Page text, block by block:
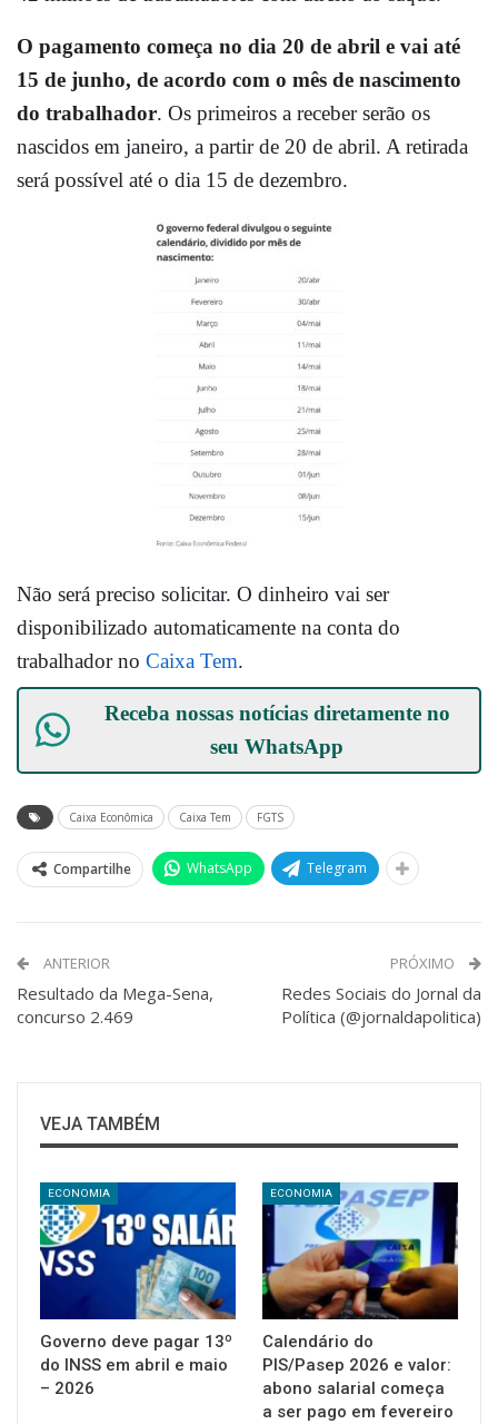
O pagamento começa no dia 20 de abril e vai até
15 de junho, de acordo com o mês de nascimento
do trabalhador. Os primeiros a receber serão os
nascidos em janeiro, a partir de 20 de abril. A retirada
será possível até o dia 15 de dezembro.
Não será preciso solicitar. O dinheiro vai ser
disponibilizado automaticamente na conta do
trabalhador no Caixa Tem.
Receba nossas notícias diretamente no
seuWhatsApp
Caixa Econômica Caixa Tem FGTS
Compartilhe WhatsApp Telegram
ANTERIOR
Resultado da Mega-Sena,
concurso 2.469
PRÓXIMO
Redes Sociais do Jornal da
Política (@jornaldapolitica)
VEJA TAMBÉM
ECONOMIA
Governo deve pagar 13º
do INSS em abril e maio
– 2026
ECONOMIA
Calendário do
PIS/Pasep 2026 e valor:
abono salarial começa
a ser pago em fevereiro